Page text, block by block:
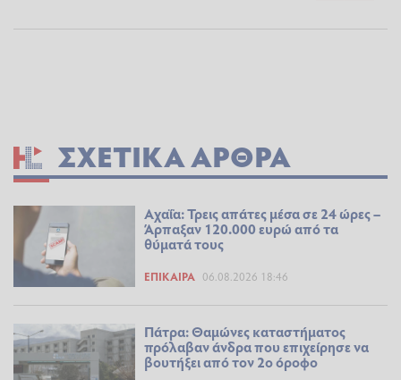
ΣΧΕΤΙΚΆ ΆΡΘΡΑ
Αχαΐα: Τρεις απάτες μέσα σε 24 ώρες –
Άρπαξαν 120.000 ευρώ από τα
θύματά τους
ΕΠΊΚΑΙΡΑ 06.08.2026 18:46
Πάτρα: Θαμώνες καταστήματος
πρόλαβαν άνδρα που επιχείρησε να
βουτήξει από τον 2ο όροφο